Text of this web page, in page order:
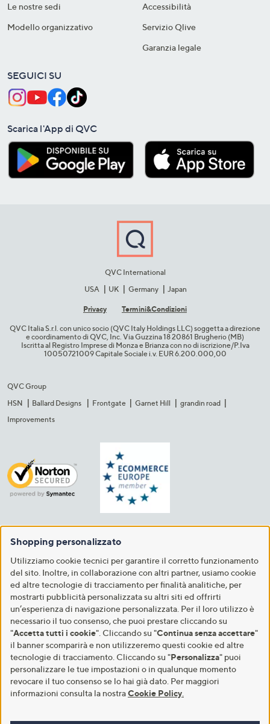
Le nostre sedi
Modello organizzativo
Accessibilità
Servizio Qlive
Garanzia legale
SEGUICI SU
Scarica l'App di QVC
QVC International
USA
UK Germany Japan
Privacy Termini&C​ondizioni
QVC Italia S.r.l. con unico socio (QVC Italy Holdings LLC) soggetta a direzione
e coordinamento di QVC, Inc. Via Guzzina 18 20861 Brugherio (MB)​
Iscritta al Registro Imprese di Monza e Brianza con no di iscrizione/P.Iva
10050721009 Capitale Sociale i.v. EUR 6.200.000,00​
QVC Group
HSN
Ballard Designs Frontgate Garnet Hill
grandin road
Improvements
Shopping personalizzato
Utilizziamo cookie tecnici per garantire il corretto funzionamento
del sito. Inoltre, in collaborazione con altri partner, usiamo cookie
ed altre tecnologie di tracciamento per finalità analitiche, per
mostrarti pubblicità personalizzata su altri siti ed offrirti
un’esperienza di navigazione personalizzata. Per il loro utilizzo è
necessario il tuo consenso, che puoi prestare cliccando su
"Accetta tutti i cookie". Cliccando su "Continua senza accettare"
il banner scomparirà e non utilizzeremo questi cookie ed altre
tecnologie di tracciamento. Cliccando su "Personalizza" puoi
personalizzare le tue impostazioni o in qualunque momento
revocare il tuo consenso se lo hai già dato. Per maggiori
informazioni consulta la nostraCookie Policy